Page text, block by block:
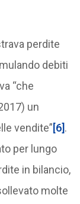
perdite
debiti
“che
un
vendite”[6].
per lungo
in bilancio,
molte